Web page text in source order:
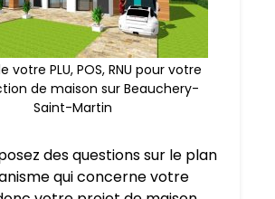
votre PLU, POS, RNU pour votre
de maison sur Beauchery-
Saint-Martin
des questions sur le plan
qui concerne votre